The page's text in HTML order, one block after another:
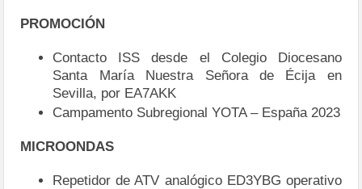
PROMOCIÓN
Contacto ISS desde el Colegio Diocesano
Santa María Nuestra Señora de Écija en
Sevilla, por EA7AKK
Campamento Subregional YOTA – España 2023
MICROONDAS
Repetidor de ATV analógico ED3YBG operativo